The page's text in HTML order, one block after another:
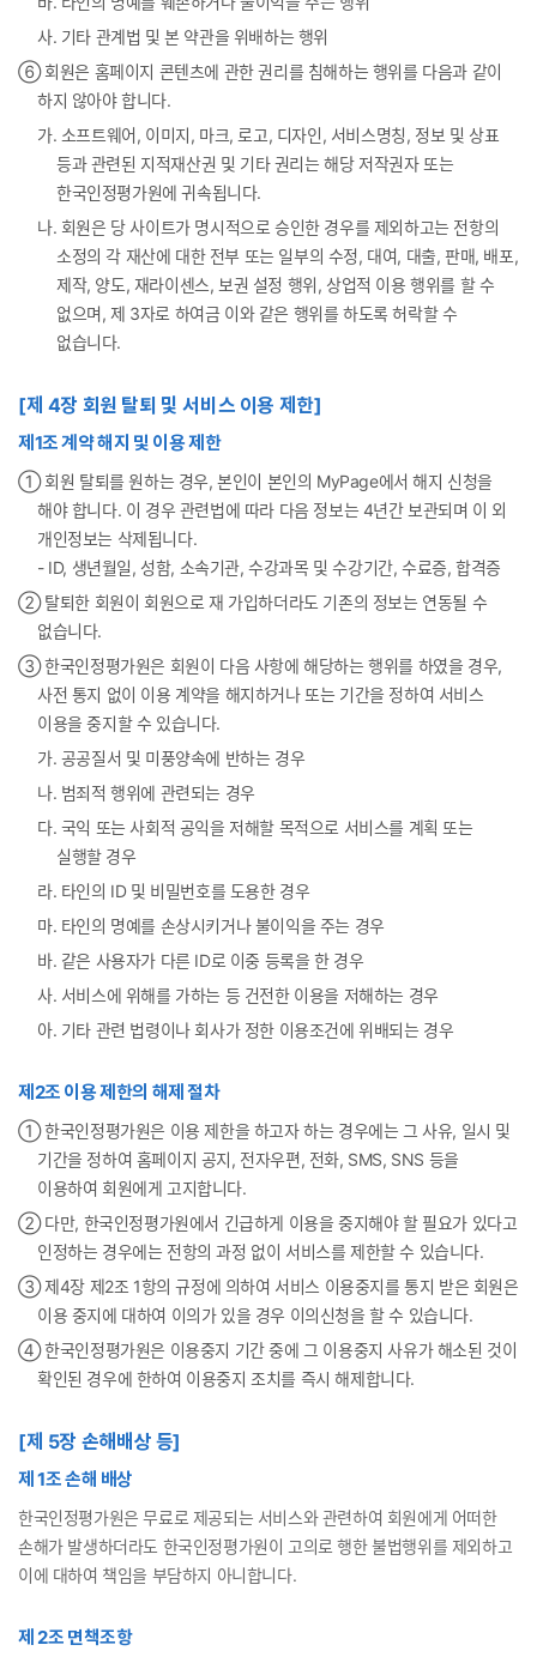
사. 기타 관계법 및 본 약관을 위배하는 행위
⑥ 회원은 홈페이지 콘텐츠에 관한 권리를 침해하는 행위를 다음과 같이
하지 않아야 합니다.
가. 소프트웨어, 이미지, 마크, 로고, 디자인, 서비스명칭, 정보 및 상표
등과 관련된 지적재산권 및 기타 권리는 해당 저작권자 또는
한국인정평가원에 귀속됩니다.
나. 회원은 당 사이트가 명시적으로 승인한 경우를 제외하고는 전항의
소정의 각 재산에 대한 전부 또는 일부의 수정, 대여, 대출, 판매, 배포,
제작, 양도, 재라이센스, 보권 설정 행위, 상업적 이용 행위를 할 수
없으며, 제 3자로 하여금 이와 같은 행위를 하도록 허락할 수
없습니다.
[제 4장 회원 탈퇴 및 서비스 이용 제한]
제1조 계약 해지 및 이용 제한
① 회원 탈퇴를 원하는 경우, 본인이 본인의 MyPage에서 해지 신청을
해야 합니다. 이 경우 관련법에 따라 다음 정보는 4년간 보관되며 이 외
개인정보는 삭제됩니다.
- ID, 생년월일, 성함, 소속기관, 수강과목 및 수강기간, 수료증, 합격증
② 탈퇴한 회원이 회원으로 재 가입하더라도 기존의 정보는 연동될 수
없습니다.
➂ 한국인정평가원은 회원이 다음 사항에 해당하는 행위를 하였을 경우,
사전 통지 없이 이용 계약을 해지하거나 또는 기간을 정하여 서비스
이용을 중지할 수 있습니다.
가. 공공질서 및 미풍양속에 반하는 경우
나. 범죄적 행위에 관련되는 경우
다. 국익 또는 사회적 공익을 저해할 목적으로 서비스를 계획 또는
실행할 경우
라. 타인의 ID 및 비밀번호를 도용한 경우
마. 타인의 명예를 손상시키거나 불이익을 주는 경우
바. 같은 사용자가 다른 ID로 이중 등록을 한 경우
사. 서비스에 위해를 가하는 등 건전한 이용을 저해하는 경우
아. 기타 관련 법령이나 회사가 정한 이용조건에 위배되는 경우
제2조 이용 제한의 해제 절차
① 한국인정평가원은 이용 제한을 하고자 하는 경우에는 그 사유, 일시 및
기간을 정하여 홈페이지 공지, 전자우편, 전화, SMS, SNS 등을
이용하여 회원에게 고지합니다.
② 다만, 한국인정평가원에서 긴급하게 이용을 중지해야 할 필요가 있다고
인정하는 경우에는 전항의 과정 없이 서비스를 제한할 수 있습니다.
③ 제4장 제2조 1항의 규정에 의하여 서비스 이용중지를 통지 받은 회원은
이용 중지에 대하여 이의가 있을 경우 이의신청을 할 수 있습니다.
④ 한국인정평가원은 이용중지 기간 중에 그 이용중지 사유가 해소된 것이
확인된 경우에 한하여 이용중지 조치를 즉시 해제합니다.
[제 5장 손해배상 등]
제 1조 손해 배상
한국인정평가원은 무료로 제공되는 서비스와 관련하여 회원에게 어떠한
손해가 발생하더라도 한국인정평가원이 고의로 행한 불법행위를 제외하고
이에 대하여 책임을 부담하지 아니합니다.
제 2조 면책조항